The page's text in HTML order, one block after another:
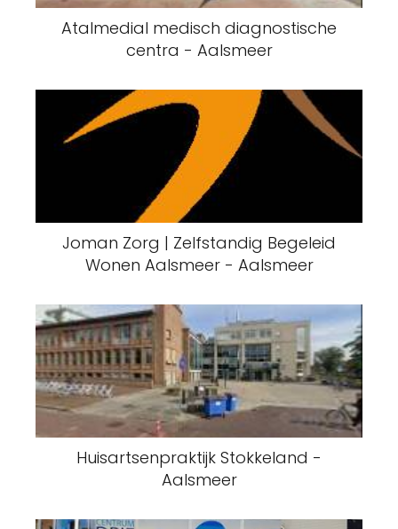
Atalmedial medisch diagnostische
centra - Aalsmeer
Joman Zorg | Zelfstandig Begeleid
Wonen Aalsmeer - Aalsmeer
Huisartsenpraktijk Stokkeland -
Aalsmeer